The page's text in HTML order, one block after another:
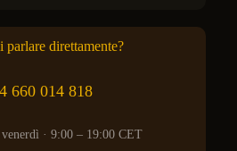
parlare direttamente?
660 014 818
· 9:00 – 19:00 CET